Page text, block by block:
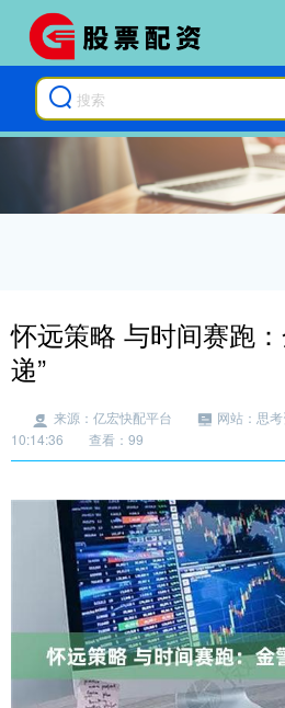
怀远策略 与时间赛跑
递”
来源：亿宏快配平台 网站：思
10:14:36
查看：99